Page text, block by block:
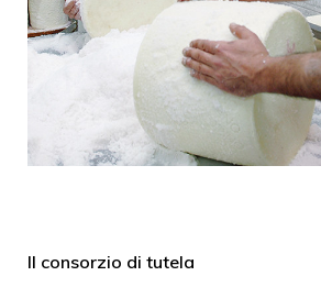
Il consorzio di tutela